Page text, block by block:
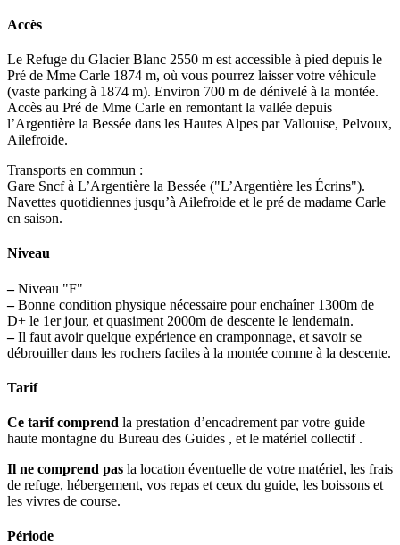
Accès
Le Refuge du Glacier Blanc 2550 m est accessible à pied depuis le
Pré de Mme Carle 1874 m, où vous pourrez laisser votre véhicule
(vaste parking à 1874 m). Environ 700 m de dénivelé à la montée.
Accès au Pré de Mme Carle en remontant la vallée depuis
l’Argentière la Bessée dans les Hautes Alpes par Vallouise, Pelvoux,
Ailefroide.
Transports en commun :
Gare Sncf à L’Argentière la Bessée ("L’Argentière les Écrins").
Navettes quotidiennes jusqu’à Ailefroide et le pré de madame Carle
en saison.
Niveau
–Niveau "F"
–Bonne condition physique nécessaire pour enchaîner 1300m de
D+ le 1er jour, et quasiment 2000m de descente le lendemain.
–Il faut avoir quelque expérience en cramponnage, et savoir se
débrouiller dans les rochers faciles à la montée comme à la descente.
Tarif
Ce tarif comprend la prestation d’encadrement par votre guide
haute montagne du Bureau des Guides , et le matériel collectif .
Il ne comprend pas la location éventuelle de votre matériel, les frais
de refuge, hébergement, vos repas et ceux du guide, les boissons et
les vivres de course.
Période